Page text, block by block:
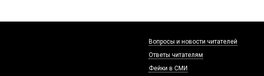
Вопросы и новости читателей
Ответы читателям
Фейки в СМИ